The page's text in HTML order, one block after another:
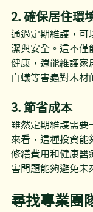
2. 確保居住環
通過定期維護，可
潔與安全。這不僅
健康，還能維護家
白蟻等害蟲對木材
3. 節省成本
雖然定期維護需要
來看，這種投資能
修繕費用和健康醫
害問題能夠避免未
尋找專業團